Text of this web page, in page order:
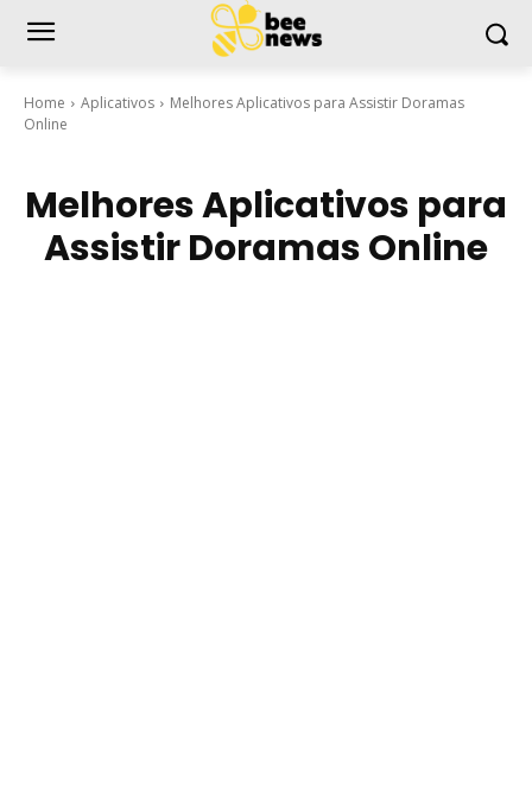
Home Aplicativos
Melhores Aplicativos para Assistir Doramas
Online
Melhores Aplicativos para
Assistir Doramas Online